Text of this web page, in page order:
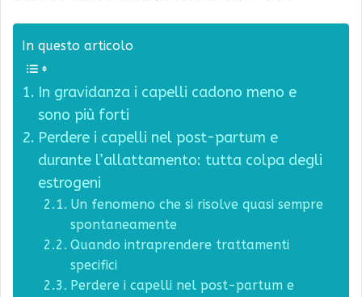
In questo articolo
In gravidanza i capelli cadono meno e
sono più forti
Perdere i capelli nel post-partum e
durante l’allattamento: tutta colpa degli
estrogeni
Un fenomeno che si risolve quasi sempre
spontaneamente
Quando intraprendere trattamenti
specifici
Perdere i capelli nel post-partum e